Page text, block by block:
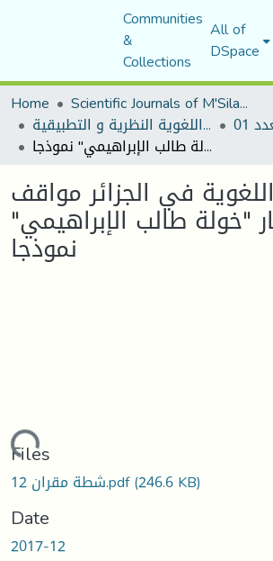
Communities
&
Collections
All of
DSpace
Home
Scientific Journals of M'Sila University
مجلة المقرى للدراسات اللغوية النظرية و التطبيقية 01
المسألة اللغوية في الجزائر مواقف وأفكار "خولة طالب الإبراهيمي" نموذجا
في الجزائر مواقف
"خولة طالب الإبراهيمي"
نموذجا
Files
12 شطة مقران.pdf(246.6 KB)
Date
2017-12